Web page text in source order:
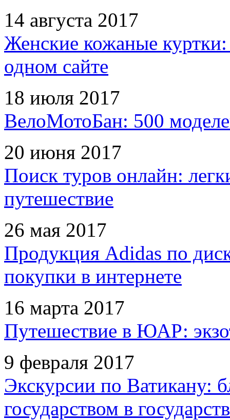
14 августа 2017
Женские кожаные
одном сайте
18 июля 2017
ВелоМотоБан: 500
20 июня 2017
Поиск туров онлайн:
путешествие
26 мая 2017
Продукция Adidas по
покупки в интернете
16 марта 2017
Путешествие в ЮАР:
9 февраля 2017
Экскурсии по Ватикану:
государством в